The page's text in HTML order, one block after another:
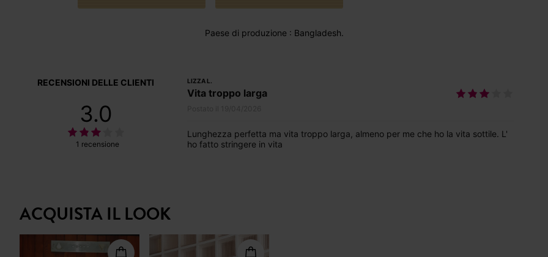
Paese di produzione : Bangladesh.
RECENSIONI DELLE CLIENTI
3.0
1 recensione
LIZZA L.
Vita troppo larga
Lunghezza perfetta ma vita troppo larga, almeno per me che ho la vita sottile. L'
ho fatto stringere in vita
ACQUISTA IL LOOK